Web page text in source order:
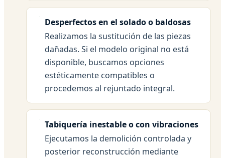
Desperfectos en el solado o baldosas
Realizamos la sustitución de las piezas
dañadas. Si el modelo original no está
disponible, buscamos opciones
estéticamente compatibles o
procedemos al rejuntado integral.
Tabiquería inestable o con vibraciones
Ejecutamos la demolición controlada y
posterior reconstrucción mediante